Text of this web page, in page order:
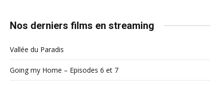
Nos derniers films en streaming
Vallée du Paradis
Going my Home – Episodes 6 et 7